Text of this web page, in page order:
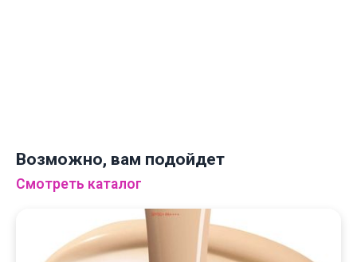
Возможно, вам подойдет
Смотреть каталог